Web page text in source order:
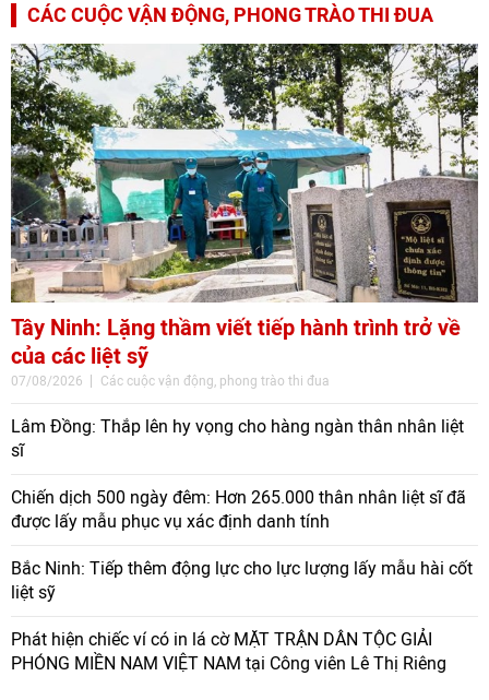
CÁC CUỘC VẬN ĐỘNG, PHONG TRÀO THI ĐUA
Tây Ninh: Lặng thầm viết tiếp hành trình trở về
của các liệt sỹ
07/08/2026 Các cuộc vận động, phong trào thi đua
Lâm Đồng: Thắp lên hy vọng cho hàng ngàn thân nhân liệt
sĩ
Chiến dịch 500 ngày đêm: Hơn 265.000 thân nhân liệt sĩ đã
được lấy mẫu phục vụ xác định danh tính
Bắc Ninh: Tiếp thêm động lực cho lực lượng lấy mẫu hài cốt
liệt sỹ
Phát hiện chiếc ví có in lá cờ MẶT TRẬN DÂN TỘC GIẢI
PHÓNG MIỀN NAM VIỆT NAM tại Công viên Lê Thị Riêng